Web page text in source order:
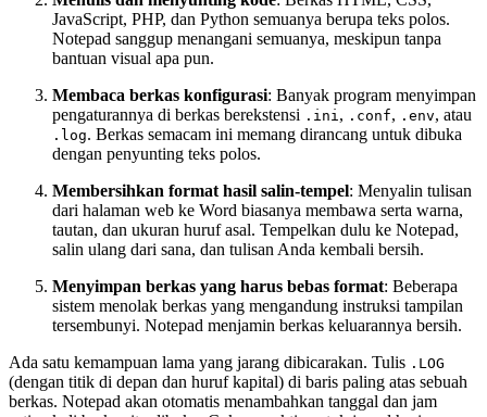
JavaScript, PHP, dan Python semuanya berupa teks polos.
Notepad sanggup menangani semuanya, meskipun tanpa
bantuan visual apa pun.
Membaca berkas konfigurasi: Banyak program menyimpan
pengaturannya di berkas berekstensi .ini, .conf, .env, atau
.log. Berkas semacam ini memang dirancang untuk dibuka
dengan penyunting teks polos.
Membersihkan format hasil salin-tempel: Menyalin tulisan
dari halaman web ke Word biasanya membawa serta warna,
tautan, dan ukuran huruf asal. Tempelkan dulu ke Notepad,
salin ulang dari sana, dan tulisan Anda kembali bersih.
Menyimpan berkas yang harus bebas format: Beberapa
sistem menolak berkas yang mengandung instruksi tampilan
tersembunyi. Notepad menjamin berkas keluarannya bersih.
Ada satu kemampuan lama yang jarang dibicarakan. Tulis .LOG
(dengan titik di depan dan huruf kapital) di baris paling atas sebuah
berkas. Notepad akan otomatis menambahkan tanggal dan jam